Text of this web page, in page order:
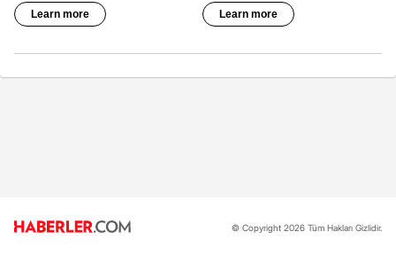
© Copyright 2026 Tüm Hakları Gizlidir.